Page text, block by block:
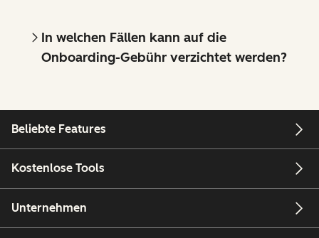
In welchen Fällen kann auf die
Onboarding-Gebühr verzichtet werden?
Beliebte Features
Kostenlose Tools
Unternehmen